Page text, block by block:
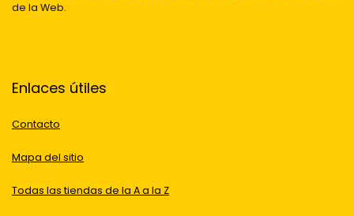
de la Web.
Enlaces útiles
Contacto
Mapa del sitio
Todas las tiendas de la A a la Z